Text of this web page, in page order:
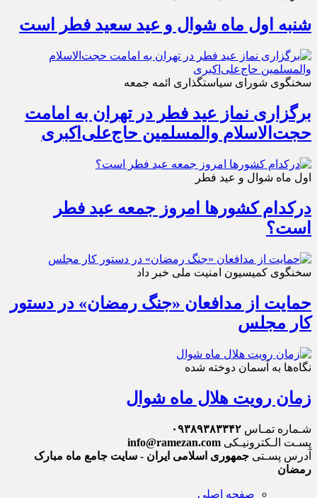
شنبه اول ماه شوال و عید سعید فطر است
سخنگوی شورای سیاستگذاری ائمه جمعه
برگزاری نماز عید فطر در تهران به امامت
حجت‌الاسلام والمسلمین حاج‌علی‌اکبری
اول ماه شوال و عید فطر
درکدام کشورها امروز جمعه عید فطر
است؟
سخنگوی کمیسیون امنیت ملی خبر داد
حمایت از مدافعان «جنگ رمضان» در دستور
کار مجلس
نگاه‌ها به آسمان دوخته شده
زمان رویت هلال ماه شوال
شـماره تمـاس ۰۹۳۸۹۳۸۳۳۴۲
پسـت الـکترونیـکی info@ramezan.com
آدرس پسـتی جمهوری اسلامی ایران - سایت جامع ماه مبارک
رمضان
صفحه اصلی